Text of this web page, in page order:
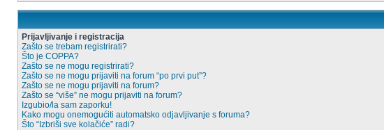
Prijavljivanje i registracija
Zašto se trebam registrirati?
Što je COPPA?
Zašto se ne mogu registrirati?
Zašto se ne mogu prijaviti na forum “po prvi put”?
Zašto se ne mogu prijaviti na forum?
Zašto se “više” ne mogu prijaviti na forum?
Izgubio/la sam zaporku!
Kako mogu onemogućiti automatsko odjavljivanje s foruma?
Što “Izbriši sve kolačiće” radi?